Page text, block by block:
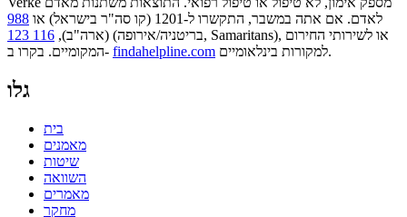
לאדם. אם אתה במשבר, התקשרו ל-1201 (קו סה"ר בישראל) או
988
(ארה"ב), 116 123 (בריטניה/אירופה, Samaritans), או לשירותי החירום
המקומיים. בקרו ב- findahelpline.com למקורות בינלאומיים.
גלו
בית
מאמנים
שיטות
השוואה
מאמרים
מחקר